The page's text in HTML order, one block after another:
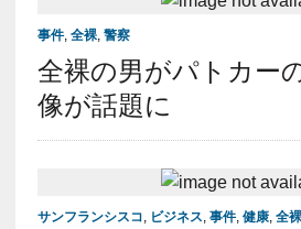
事件, 全裸, 警察
全裸の男がパトカー
像が話題に
サンフランシスコ, ビジネス, 事件, 健康, 全裸